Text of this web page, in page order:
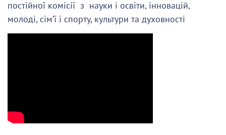
постійної комісії з науки і освіти, інновацій,
молоді, сім’ї і спорту, культури та духовності